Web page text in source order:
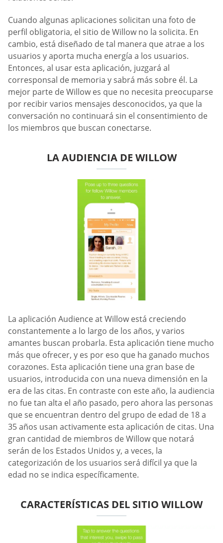
Cuando algunas aplicaciones solicitan una foto de
perfil obligatoria, el sitio de Willow no la solicita. En
cambio, está diseñado de tal manera que atrae a los
usuarios y aporta mucha energía a los usuarios.
Entonces, al usar esta aplicación, juzgará al
corresponsal de memoria y sabrá más sobre él. La
mejor parte de Willow es que no necesita preocuparse
por recibir varios mensajes desconocidos, ya que la
conversación no continuará sin el consentimiento de
los miembros que buscan conectarse.
LA AUDIENCIA DE WILLOW
La aplicación Audience at Willow está creciendo
constantemente a lo largo de los años, y varios
amantes buscan probarla. Esta aplicación tiene mucho
más que ofrecer, y es por eso que ha ganado muchos
corazones. Esta aplicación tiene una gran base de
usuarios, introducida con una nueva dimensión en la
era de las citas. En contraste con este año, la audiencia
no fue tan alta el año pasado, pero ahora las personas
que se encuentran dentro del grupo de edad de 18 a
35 años usan activamente esta aplicación de citas. Una
gran cantidad de miembros de Willow que notará
serán de los Estados Unidos y, a veces, la
categorización de los usuarios será difícil ya que la
edad no se indica específicamente.
CARACTERÍSTICAS DEL SITIO WILLOW